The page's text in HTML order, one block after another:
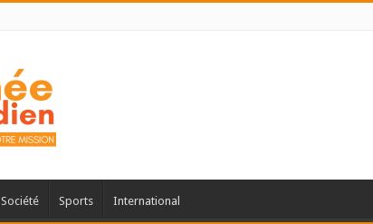
Société Sports International